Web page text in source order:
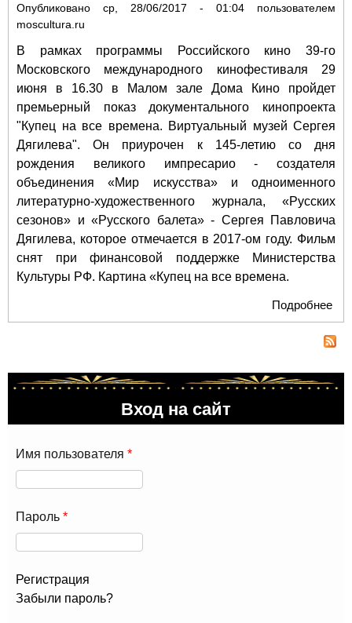
Опубликовано ср, 28/06/2017 - 01:04 пользователем
moscultura.ru
В рамках программы Российского кино 39-го
Московского международного кинофестиваля 29
июня в 16.30 в Малом зале Дома Кино пройдет
премьерный показ документального кинопроекта
"Купец на все времена. Виртуальный музей Сергея
Дягилева". Он приурочен к 145-летию со дня
рождения великого импресарио - создателя
объединения «Мир искусства» и одноименного
литературно-художественного журнала, «Русских
сезонов» и «Русского балета» - Сергея Павловича
Дягилева, которое отмечается в 2017-ом году. Фильм
снят при финансовой поддержке Министерства
Культуры РФ. Картина «Купец на все времена.
Подробнее
Вход на сайт
Имя пользователя *
Пароль *
Регистрация
Забыли пароль?